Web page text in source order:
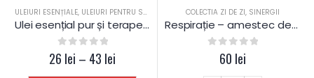
ULEIURI ESENȚIALE, ULEIURI PENTRU SAUNA
Ulei esențial pur și terapeutic de Pin (Pin Silvestru)
0 out of 5
26 lei – 43 lei
COLECTIA ZI DE ZI, SINERGII
Respirație – amestec de uleiuri esențiale contra răcelii
out of 5
60 lei